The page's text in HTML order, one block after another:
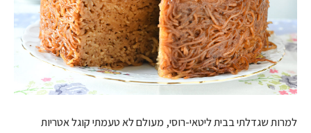
למרות שגדלתי בבית ליטאי-רוסי, מעולם לא טעמתי קוגל אטריות